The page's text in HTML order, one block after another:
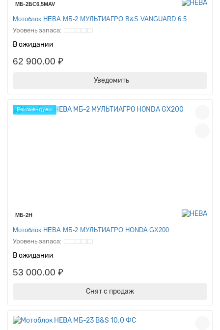
МБ-2БС6,5МAV
Мотоблок НЕВА МБ-2 МУЛЬТИАГРО B&S VANGUARD 6.5
В ожидании
62 900.00 ₽
Уведомить
Рекомендуем
МБ-2Н
Мотоблок НЕВА МБ-2 МУЛЬТИАГРО HONDA GX200
В ожидании
53 000.00 ₽
Снят с продаж